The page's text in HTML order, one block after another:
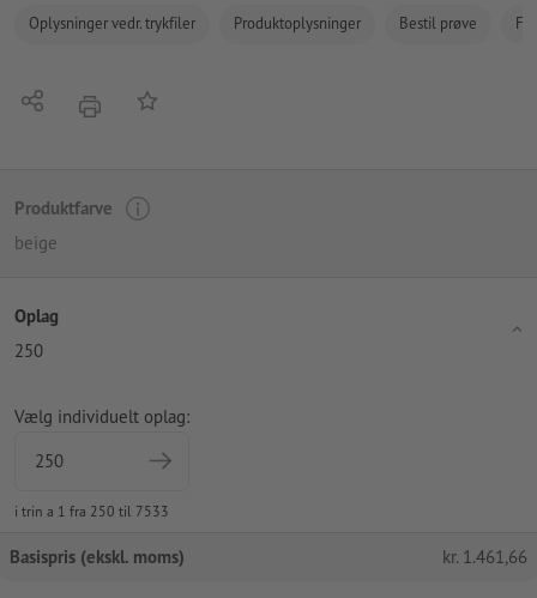
Oplysninger vedr. trykfiler Produktoplysninger Bestil prøve
Del tryk Tilføj til huskelisten
Produktfarve
beige
Oplag
250
Vælg individuelt oplag:
i trin a 1 fra 250 til 7533
Basispris (ekskl. moms) kr. 1.461,66